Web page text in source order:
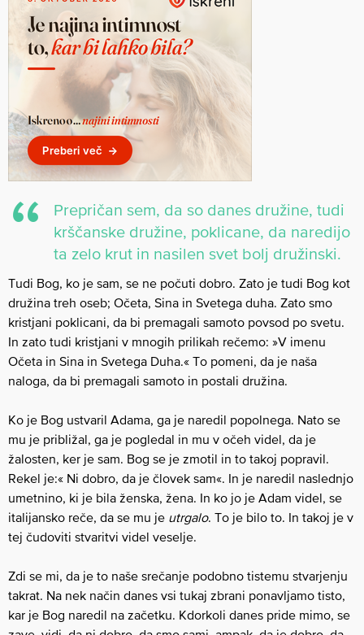
Prepričan sem, da so danes družine, tudi
krščanske družine, poklicane, da naredijo
ta zelo krut in nasilen svet bolj družinski.
Tudi Bog, ko je sam, se ne počuti dobro. Zato je tudi Bog kot
družina treh oseb; Očeta, Sina in Svetega duha. Zato smo
kristjani poklicani, da bi premagali samoto povsod po svetu.
In zato tudi kristjani v mnogih prilikah rečemo: »V imenu
Očeta in Sina in Svetega Duha.« To pomeni, da je naša
naloga, da bi premagali samoto in postali družina.
Ko je Bog ustvaril Adama, ga je naredil popolnega. Nato se
mu je približal, ga je pogledal in mu v očeh videl, da je
žalosten, ker je sam. Bog se je zmotil in to takoj popravil.
Rekel je:« Ni dobro, da je človek sam«. In je naredil naslednjo
umetnino, ki je bila ženska, žena. In ko jo je Adam videl, se
italijansko reče, da se mu je utrgalo. To je bilo to. In takoj je v
tej čudoviti stvaritvi videl veselje.
Zdi se mi, da je to naše srečanje podobno tistemu stvarjenju
takrat. Na nek način danes vsi tukaj zbrani ponavljamo tisto,
kar je Bog naredil na začetku. Kdorkoli danes pride mimo, se